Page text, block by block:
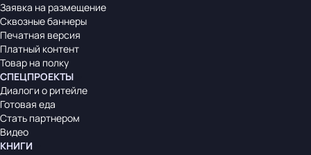
Заявка на размещение
Сквозные баннеры
Печатная версия
Платный контент
Товар на полку
СПЕЦПРОЕКТЫ
Диалоги о ритейле
Готовая еда
Стать партнером
Видео
КНИГИ